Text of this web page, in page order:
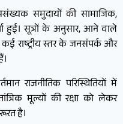
समुदायों की सामाजिक,
हुई। सूत्रों के अनुसार, आने वाले
राष्ट्रीय स्तर के जनसंपर्क और
राजनीतिक परिस्थितियों में
मूल्यों की रक्षा को लेकर
है।